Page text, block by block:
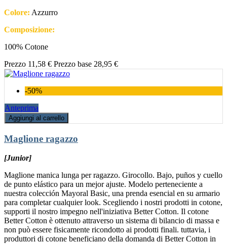
Colore: Azzurro
Composizione:
100% Cotone
Prezzo 11,58 € Prezzo base 28,95 €
-50%
Anteprima
Aggiungi al carrello
Maglione ragazzo
[Junior]
Maglione manica lunga per ragazzo. Girocollo. Bajo, puños y cuello
de punto elástico para un mejor ajuste. Modelo perteneciente a
nuestra colección Mayoral Basic, una prenda esencial en su armario
para completar cualquier look. Scegliendo i nostri prodotti in cotone,
supporti il nostro impegno nell'iniziativa Better Cotton. Il cotone
Better Cotton è ottenuto attraverso un sistema di bilancio di massa e
non può essere fisicamente ricondotto ai prodotti finali. tuttavia, i
produttori di cotone beneficiano della domanda di Better Cotton in